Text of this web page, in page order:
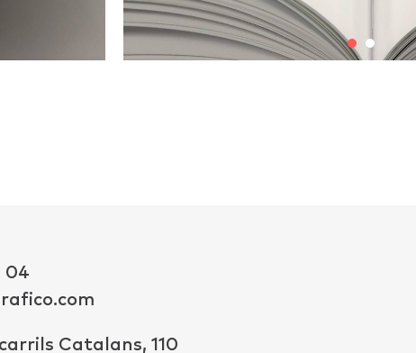
04
Catalans, 110